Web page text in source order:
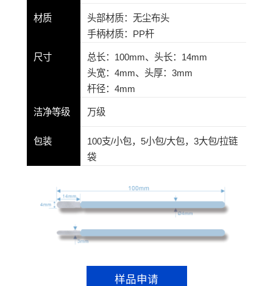
材质
头部材质：无尘布头
手柄材质：PP杆
尺寸
总长：100mm、头长：14mm
头宽：4mm、头厚：3mm
杆径：4mm
洁净等级 万级
包装
100支/小包，5小包/大包，3大包/拉链
袋
样品申请